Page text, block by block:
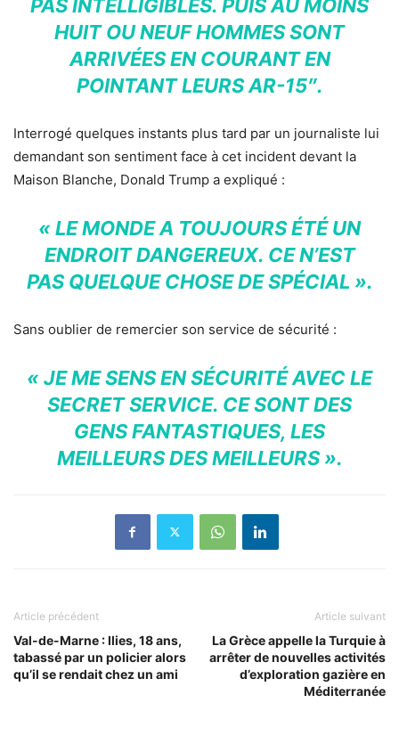
PAS INTELLIGIBLES. PUIS AU MOINS
HUIT OU NEUF HOMMES SONT
ARRIVÉES EN COURANT EN
POINTANT LEURS AR-15″.
Interrogé quelques instants plus tard par un journaliste lui
demandant son sentiment face à cet incident devant la
Maison Blanche, Donald Trump a expliqué :
« LE MONDE A TOUJOURS ÉTÉ UN
ENDROIT DANGEREUX. CE N’EST
PAS QUELQUE CHOSE DE SPÉCIAL ».
Sans oublier de remercier son service de sécurité :
« JE ME SENS EN SÉCURITÉ AVEC LE
SECRET SERVICE. CE SONT DES
GENS FANTASTIQUES, LES
MEILLEURS DES MEILLEURS ».
Article précédent
Val-de-Marne : Ilies, 18 ans,
tabassé par un policier alors
qu’il se rendait chez un ami
Article suivant
La Grèce appelle la Turquie à
arrêter de nouvelles activités
d’exploration gazière en
Méditerranée